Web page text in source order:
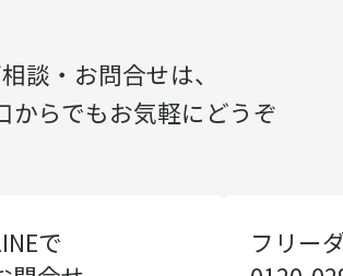
談・お問合せは、
からでもお気軽にどうぞ
で
フリー